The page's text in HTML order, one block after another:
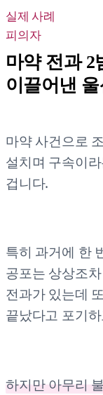
실제 사례
피의자
마약 전과 2
이끌어낸
마약 사건으로
설치며 구속이
겁니다.
특히 과거에 한
공포는 상상조
전과가 있는데
끝났다고 포기
하지만 아무리